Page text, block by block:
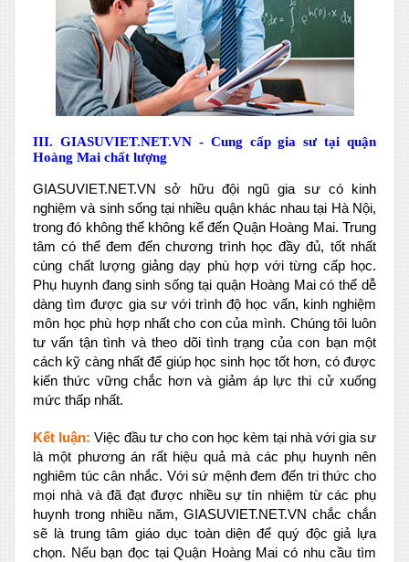
III. GIASUVIET.NET.VN - Cung cấp gia sư tại quận
Hoàng Mai chất lượng
GIASUVIET.NET.VN sở hữu đội ngũ gia sư có kinh
nghiệm và sinh sống tại nhiều quận khác nhau tại Hà Nội,
trong đó không thể không kể đến Quận Hoàng Mai. Trung
tâm có thể đem đến chương trình học đầy đủ, tốt nhất
cùng chất lượng giảng dạy phù hợp với từng cấp học.
Phụ huynh đang sinh sống tại quận Hoàng Mai có thể dễ
dàng tìm được gia sư với trình độ học vấn, kinh nghiệm
môn học phù hợp nhất cho con của mình. Chúng tôi luôn
tư vấn tận tình và theo dõi tình trạng của con bạn một
cách kỹ càng nhất để giúp học sinh học tốt hơn, có được
kiến thức vững chắc hơn và giảm áp lực thi cử xuống
mức thấp nhất.
Kết luận: Việc đầu tư cho con học kèm tại nhà với gia sư
là một phương án rất hiệu quả mà các phụ huynh nên
nghiêm túc cân nhắc. Với sứ mệnh đem đến tri thức cho
mọi nhà và đã đạt được nhiều sự tín nhiệm từ các phụ
huynh trong nhiều năm, GIASUVIET.NET.VN chắc chắn
sẽ là trung tâm giáo dục toàn diện để quý độc giả lựa
chọn. Nếu bạn đọc tại Quận Hoàng Mai có nhu cầu tìm